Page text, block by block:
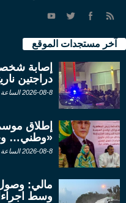
آخر مستجدات الموقع
إصابة
دراجتين
2026-08-8 الساعة 21:35
إطلاق
«وطني…
2026-08-8 الساعة 21:30
وسط